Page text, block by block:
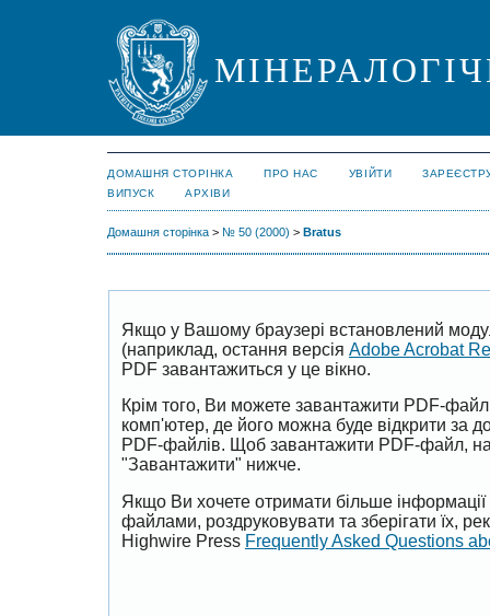
ДОМАШНЯ СТОРІНКА ПРО НАС УВІЙТИ
ВИПУСК
АРХІВИ
Домашня сторінка > № 50 (2000) > Bratus
Якщо у Вашому браузері встановлений
(наприклад, остання версія Adobe Acrobat
PDF завантажиться у це вікно.
Крім того, Ви можете завантажити PDF-
комп'ютер, де його можна буде відкрити за
PDF-файлів. Щоб завантажити PDF-файл,
"Завантажити" нижче.
Якщо Ви хочете отримати більше
файлами, роздруковувати та зберігати їх,
Highwire Press Frequently Asked Questions